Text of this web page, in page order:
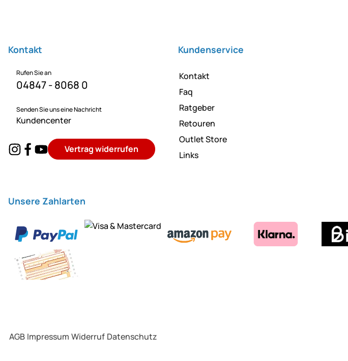
Kontakt
Rufen Sie an
04847 - 8068 0
Senden Sie uns eine Nachricht
Kundencenter
Vertrag widerrufen
Kundenservice
Kontakt
Faq
Ratgeber
Retouren
Outlet Store
Links
Unsere Zahlarten
AGB Impressum Widerruf Datenschutz